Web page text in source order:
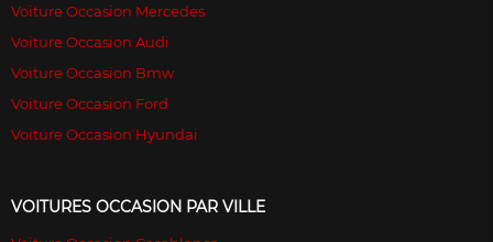
Voiture Occasion Mercedes
Voiture Occasion Audi
Voiture Occasion Bmw
Voiture Occasion Ford
Voiture Occasion Hyundai
VOITURES OCCASION PAR VILLE